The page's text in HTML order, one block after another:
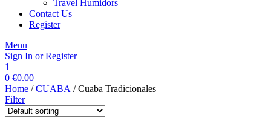
Travel Humidors
Contact Us
Register
Menu
Sign In or Register
1
0 €0.00
Home /CUABA / Cuaba Tradicionales
Filter